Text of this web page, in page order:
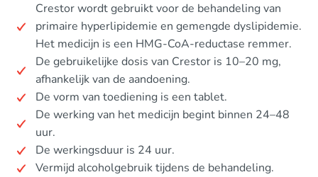
Crestor wordt gebruikt voor de behandeling van
primaire hyperlipidemie en gemengde dyslipidemie.
Het medicijn is een HMG-CoA-reductase remmer.
De gebruikelijke dosis van Crestor is 10–20 mg,
afhankelijk van de aandoening.
De vorm van toediening is een tablet.
De werking van het medicijn begint binnen 24–48
uur.
De werkingsduur is 24 uur.
Vermijd alcoholgebruik tijdens de behandeling.